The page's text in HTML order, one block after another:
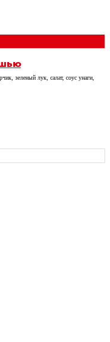
зеленый лук, салат, соус унаги,